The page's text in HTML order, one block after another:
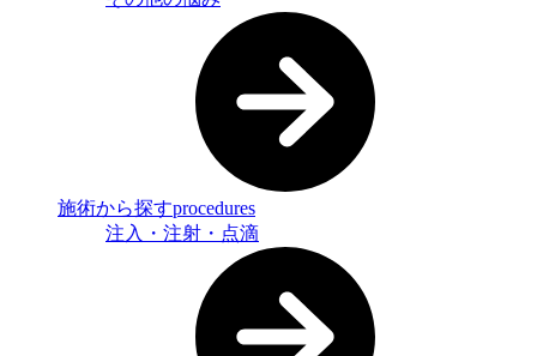
施術から探すprocedures
注入・注射・点滴